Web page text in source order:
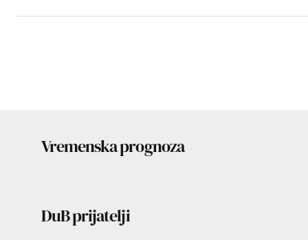
Vremenska prognoza
DuB prijatelji